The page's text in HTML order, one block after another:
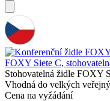
FOXY Siete C,
Stohovatelná židle FOXY
Vhodná do velkých
Cena na vyžádání